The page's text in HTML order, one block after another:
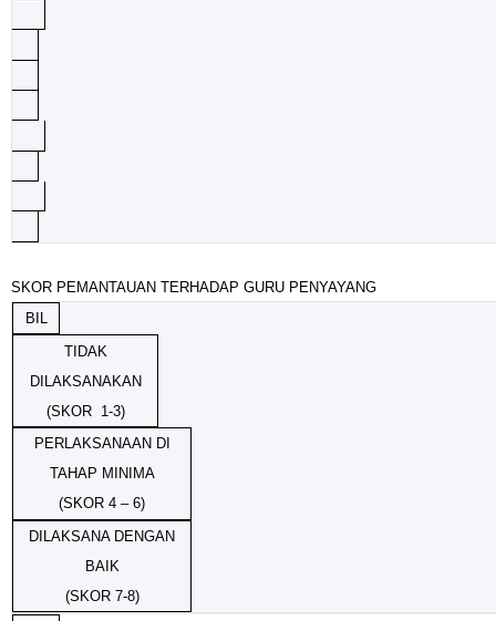
SKOR PEMANTAUAN TERHADAP GURU PENYAYANG
BIL
TIDAK
DILAKSANAKAN
(SKOR 1-3)
PERLAKSANAAN DI
TAHAP MINIMA
(SKOR 4 – 6)
DILAKSANA DENGAN
BAIK
(SKOR 7-8)